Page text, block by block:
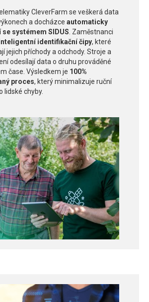
CleverFarm se veškerá data
a docházce automaticky
systémem SIDUS . Zaměstnanci
identifikační čipy, které
jejich příchody a odchody. Stroje a
odesílají data o druhu prováděné
čase. Výsledkem je 100%
proces, který minimalizuje ruční
lidské chyby.